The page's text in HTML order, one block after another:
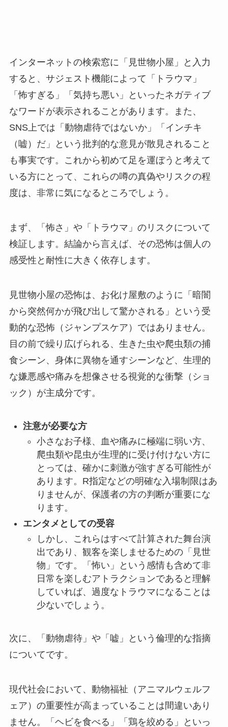
インターネットの検索窓に「見世物小屋」と入力
すると、サジェスト機能によって「トラウマ」
「怖すぎる」「気持ち悪い」といったネガティブ
なワードが表示されることがあります。また、
SNS上では「動物虐待ではないか」「インチキ
（嘘）だ」という批判的な意見が散見されること
も事実です。これから初めて足を運ぼうと考えて
いる方にとって、これらの噂の真偽やリスクの程
度は、非常に気になるところでしょう。
まず、「怖さ」や「トラウマ」のリスクについて
検証します。結論から言えば、その恐怖は個人の
感受性と耐性に大きく依存します。
見世物小屋の恐怖は、お化け屋敷のように「暗闇
から突然何かが飛び出して驚かされる」という受
動的な恐怖（ジャンプスケア）ではありません。
目の前で繰り広げられる、生きた虫や爬虫類の捕
食シーン、身体に異物を通すシーンなど、生理的
な嫌悪感や痛みを想像させる視覚的な衝撃（ショ
ック）が主成分です。
注意が必要な方
小さなお子様、血や痛みに極端に弱い方、
爬虫類や昆虫が生理的に受け付けない方に
とっては、確かに刺激が強すぎる可能性が
あります。R指定などの明確な入場制限はあ
りませんが、保護者の方の判断が重要にな
ります。
エンタメとしての受容
しかし、これらはすべて計算された舞台演
出であり、観客を楽しませるための「見世
物」です。「怖い」という感情も含めて非
日常を楽しむアトラクションであると理解
していれば、過度なトラウマになることは
少ないでしょう。
次に、「動物虐待」や「嘘」という倫理的な指摘
についてです。
現代社会において、動物福祉（アニマルウェルフ
ェア）の重要性が高まっていることは間違いあり
ません。「ヘビを食べる」「鶏を絞める」といっ